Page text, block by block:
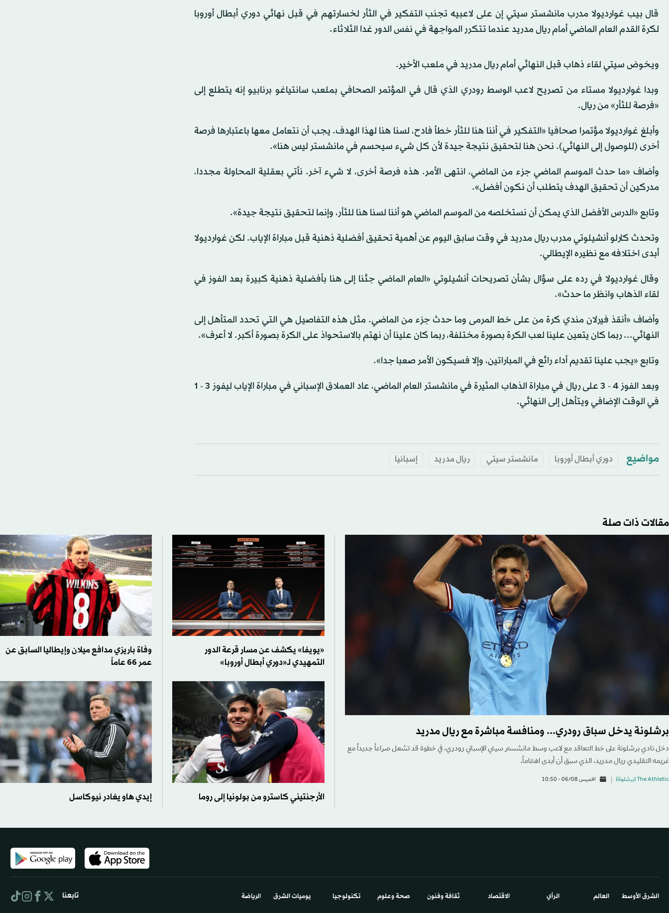
قال بيب غوارديولا مدرب مانشستر سيتي إن على لاعبيه تجنب التفكير في الثأر لخسارتهم في قبل نهائي دوري أبطال أوروبا
لكرة القدم العام الماضي أمام ريال مدريد عندما تتكرر المواجهة في نفس الدور غدا الثلاثاء.
ويخوض سيتي لقاء ذهاب قبل النهائي أمام ريال مدريد في ملعب الأخير.
وبدا غوارديولا مستاء من تصريح لاعب الوسط رودري الذي قال في المؤتمر الصحافي بملعب سانتياغو برنابيو إنه يتطلع إلى
«فرصة للثأر» من ريال.
وأبلغ غوارديولا مؤتمرا صحافيا «التفكير في أننا هنا للثأر خطأ فادح، لسنا هنا لهذا الهدف. يجب أن نتعامل معها باعتبارها فرصة
أخرى (للوصول إلى النهائي). نحن هنا لتحقيق نتيجة جيدة لأن كل شيء سيحسم في مانشستر ليس هنا».
وأضاف «ما حدث الموسم الماضي جزء من الماضي، انتهى الأمر. هذه فرصة أخرى، لا شيء آخر. نأتي بعقلية المحاولة مجددا،
مدركين أن تحقيق الهدف يتطلب أن نكون أفضل».
وتابع «الدرس الأفضل الذي يمكن أن نستخلصه من الموسم الماضي هو أننا لسنا هنا للثأر، وإنما لتحقيق نتيجة جيدة».
وتحدث كارلو أنشيلوتي مدرب ريال مدريد في وقت سابق اليوم عن أهمية تحقيق أفضلية ذهنية قبل مباراة الإياب. لكن غوارديولا
أبدى اختلافه مع نظيره الإيطالي.
وقال غوارديولا في رده على سؤال بشأن تصريحات أنشيلوتي «العام الماضي جئنا إلى هنا بأفضلية ذهنية كبيرة بعد الفوز في
لقاء الذهاب وانظر ما حدث».
وأضاف «أنقذ فيرلان مندي كرة من على خط المرمى وما حدث جزء من الماضي. مثل هذه التفاصيل هي التي تحدد المتأهل إلى
النهائي... ربما كان يتعين علينا لعب الكرة بصورة مختلفة، ربما كان علينا أن نهتم بالاستحواذ على الكرة بصورة أكبر. لا أعرف».
وتابع «يجب علينا تقديم أداء رائع في المباراتين، وإلا فسيكون الأمر صعبا جدا».
وبعد الفوز 4 - 3 على ريال في مباراة الذهاب المثيرة في مانشستر العام الماضي، عاد العملاق الإسباني في مباراة الإياب ليفوز 3 - 1
في الوقت الإضافي ويتأهل إلى النهائي.
مواضيع دوري أبطال أوروبا مانشستر سيتي ريال مدريد إسبانيا
مقالات ذات صلة
برشلونة يدخل سباق رودري... ومنافسة مباشرة مع ريال مدريد
دخل نادي برشلونة على خط التعاقد مع لاعب وسط مانشستر سيتي الإسباني رودري، في خطوة قد تشعل صراعاً جديداً مع
غريمه التقليدي ريال مدريد، الذي سبق أن أبدى اهتماماً.
The Athletic (برشلونة) الخميس 06/08 - 10:50
«يويفا» يكشف عن مسار قرعة الدور
التمهيدي لـ«دوري أبطال أوروبا»
وفاة باريزي مدافع ميلان وإيطاليا السابق عن
عمر 66 عاماً
الأرجنتيني كاسترو من بولونيا إلى روما إيدي هاو يغادر نيوكاسل
الشرق الأوسط​ العالم الرأي الاقتصاد ثقافة وفنون صحة وعلوم تكنولوجيا يوميات الشرق​ الرياضة تابعنا